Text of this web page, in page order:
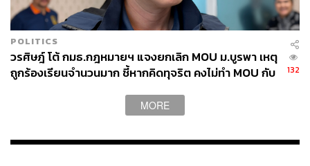
ในประเด็นการเมือง ณัฐพงษ์ได้ตอบข้อซักถามกรณีที่นายก
รัฐมนตรีระบุว่าไม่รู้จักตนเอง หลังจากมีข้อเรียกร้องให้แสดง
ความรับผิดชอบหาก พ.ร.ก. กู้เงินขัดรัฐธรรมนูญ โดยณัฐพงษ์
ระบุว่า การที่นายกรัฐมนตรีจำ สส. ไม่ได้ อาจเป็นเพราะไม่
ค่อยได้เข้าร่วมประชุมสภาฯ พร้อมเสนอให้นายกรัฐมนตรี
เข้ามาตอบกระทู้ในสภาฯ ให้บ่อยขึ้นเพื่อทบทวนความจำ
ระบุว่าไม่สามารถยุบกองอำนวยการรักษาความมั่นคง
POLITICS
วรศิษฎ์ โต้ กมธ.กฎหมายฯ แจงยกเลิก MOU ม.บูรพา เหตุ
ถูกร้องเรียนจำนวนมาก ชี้หากคิดทุจริต คงไม่ทำ MOU กับ
132
MORE